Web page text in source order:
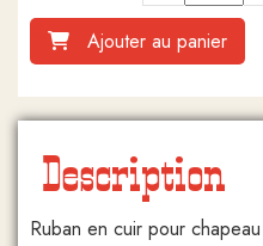
Ajouter au panier
Description
Ruban en cuir pour